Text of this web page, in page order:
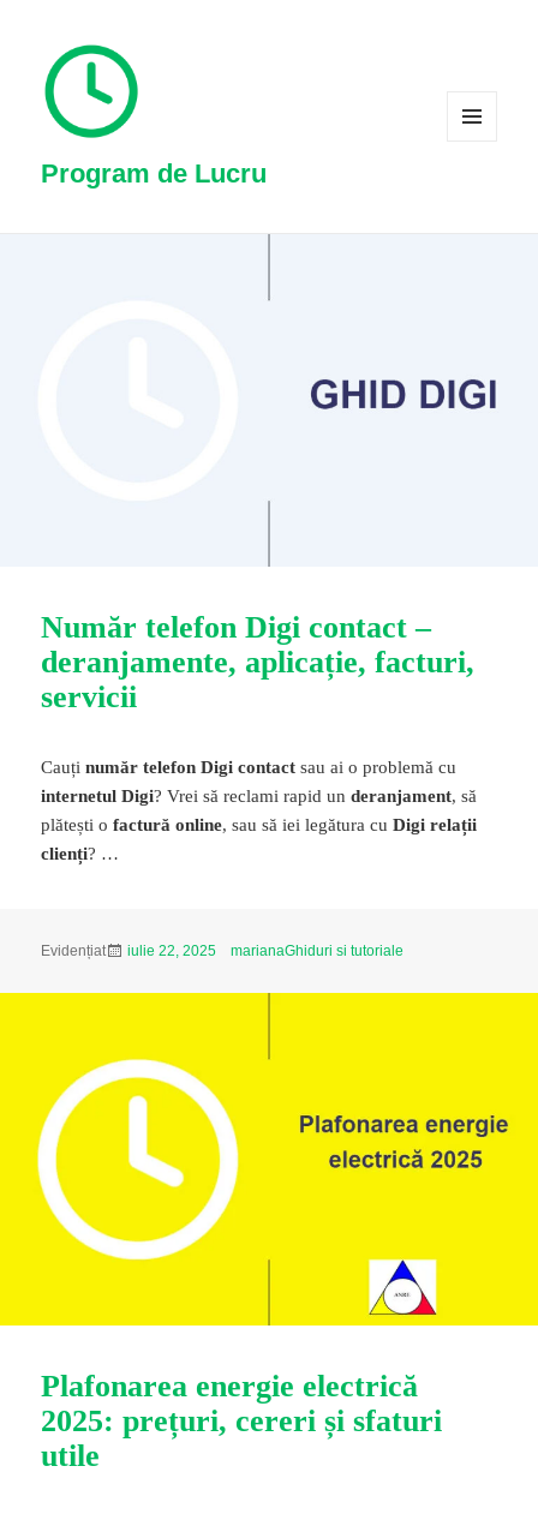
Program de Lucru
Număr telefon Digi contact –
deranjamente, aplicație, facturi,
servicii
Cauținumăr telefon Digi contact sau ai o problemă cu
internetul Digi? Vrei să reclami rapid underanjament, să
plătești ofactură online, sau să iei legătura cuDigi relații
clienți? …
Evidențiat Publicat
pe
iulie 22, 2025 Autor
marianaCategorii
Ghiduri si tutoriale
Plafonarea energie electrică
2025: prețuri, cereri și sfaturi
utile